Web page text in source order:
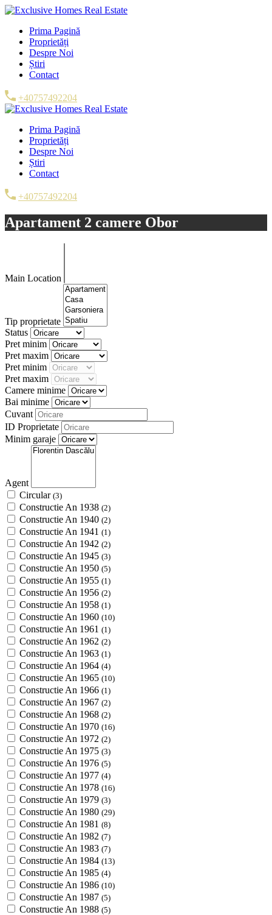
Prima Pagină
Proprietăți
Despre Noi
Știri
Contact
+40757492204
Prima Pagină
Proprietăți
Despre Noi
Știri
Contact
+40757492204
Apartament 2 camere Obor
Main Location
Tip proprietate
Status
Pret minim
Pret maxim
Pret minim
Pret maxim
Camere minime
Bai minime
Cuvant
ID Proprietate
Minim garaje
Agent
Circular (3)
Constructie An 1938 (2)
Constructie An 1940 (2)
Constructie An 1941 (1)
Constructie An 1942 (2)
Constructie An 1945 (3)
Constructie An 1950 (5)
Constructie An 1955 (1)
Constructie An 1956 (2)
Constructie An 1958 (1)
Constructie An 1960 (10)
Constructie An 1961 (1)
Constructie An 1962 (2)
Constructie An 1963 (1)
Constructie An 1964 (4)
Constructie An 1965 (10)
Constructie An 1966 (1)
Constructie An 1967 (2)
Constructie An 1968 (2)
Constructie An 1970 (16)
Constructie An 1972 (2)
Constructie An 1975 (3)
Constructie An 1976 (5)
Constructie An 1977 (4)
Constructie An 1978 (16)
Constructie An 1979 (3)
Constructie An 1980 (29)
Constructie An 1981 (8)
Constructie An 1982 (7)
Constructie An 1983 (7)
Constructie An 1984 (13)
Constructie An 1985 (4)
Constructie An 1986 (10)
Constructie An 1987 (5)
Constructie An 1988 (5)